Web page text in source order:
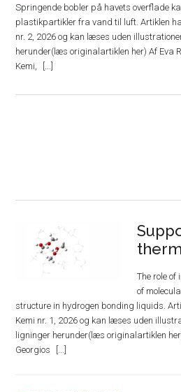
Springende bobler på havets overflade
plastikpartikler fra vand til luft. Artiklen
nr. 2, 2026 og kan læses uden
herunder(læs originalartiklen her) Af Eva
Kemi,
The role of
of
structure in hydrogen bonding liquids.
Kemi nr. 1, 2026 og kan læses uden
ligninger herunder(læs originalartiklen
Georgios